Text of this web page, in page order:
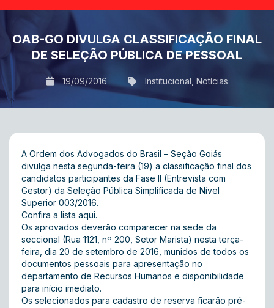
OAB-GO DIVULGA CLASSIFICAÇÃO FINAL
DE SELEÇÃO PÚBLICA DE PESSOAL
19/09/2016 Institucional Notícias
A Ordem dos Advogados do Brasil – Seção Goiás
divulga nesta segunda-feira (19) a classificação final dos
candidatos participantes da Fase II (Entrevista com
Gestor) da Seleção Pública Simplificada de Nível
Superior 003/2016.
Confira a lista aqui.
Os aprovados deverão comparecer na sede da
seccional (Rua 1121, nº 200, Setor Marista) nesta terça-
feira, dia 20 de setembro de 2016, munidos de todos os
documentos pessoais para apresentação no
departamento de Recursos Humanos e disponibilidade
para início imediato.
Os selecionados para cadastro de reserva ficarão pré-